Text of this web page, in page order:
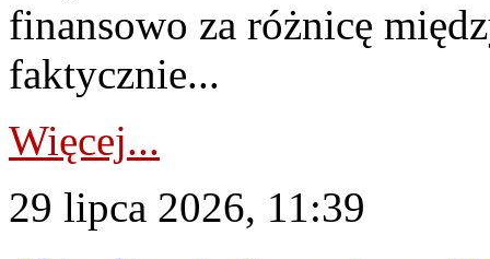
finansowo za różnicę
faktycznie...
Więcej...
29 lipca 2026, 11:39